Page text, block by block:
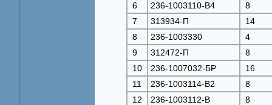
6
236-1003110-В4
8
7
313934-П
14
8
236-1003330
4
9
312472-П
8
10
236-1007032-БР
16
11
236-1003114-В2
8
12
236-1003112-В
8